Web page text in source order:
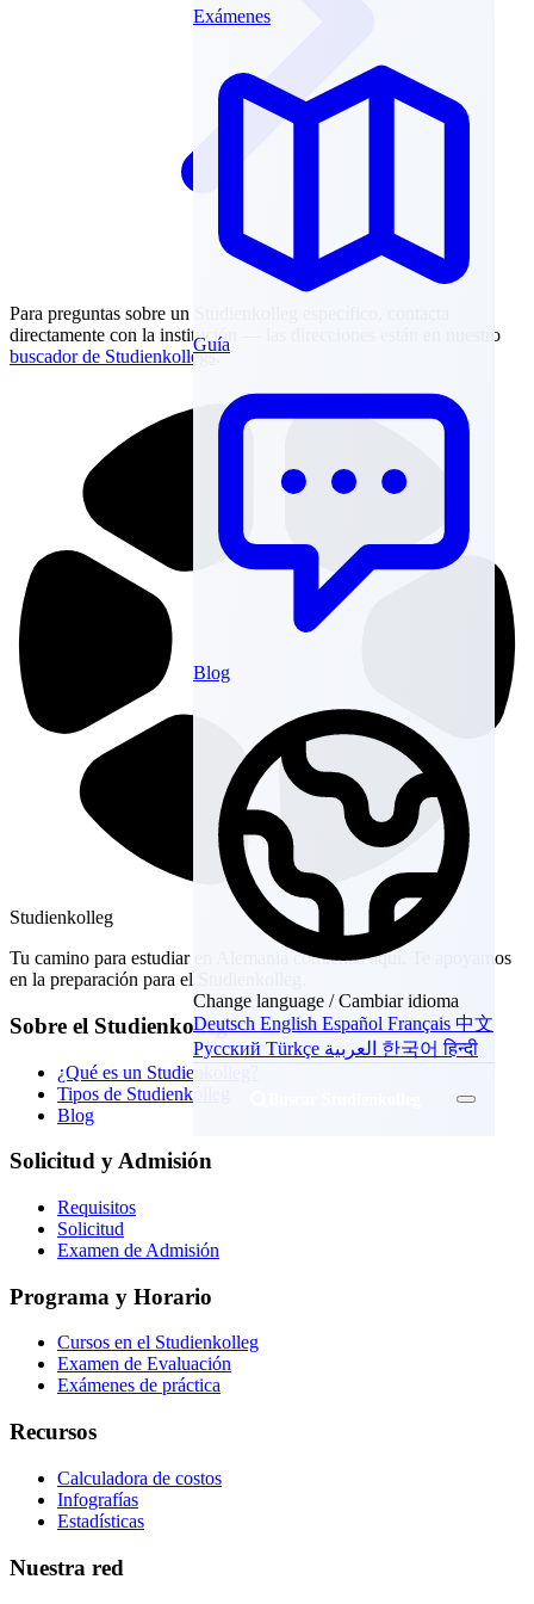
Exámenes
Guía
Blog
Change language / Cambiar idioma
Deutsch English Español Français 中文
Русский Türkçe 한국어हिन्दी
Para preguntas sobre un Studienkolleg específico, contacta
directamente con la institución — las direcciones están en nuestro
buscador de Studienkollegs.
Studienkolleg
Tu camino para estudiar en Alemania comienza aquí. Te apoyamos
en la preparación para el Studienkolleg.
Sobre el Studienkolleg
¿Qué es un Studienkolleg?
Tipos de Studienkolleg
Blog
Solicitud y Admisión
Requisitos
Solicitud
Examen de Admisión
Programa y Horario
Cursos en el Studienkolleg
Examen de Evaluación
Exámenes de práctica
Recursos
Calculadora de costos
Infografías
Estadísticas
Nuestra red